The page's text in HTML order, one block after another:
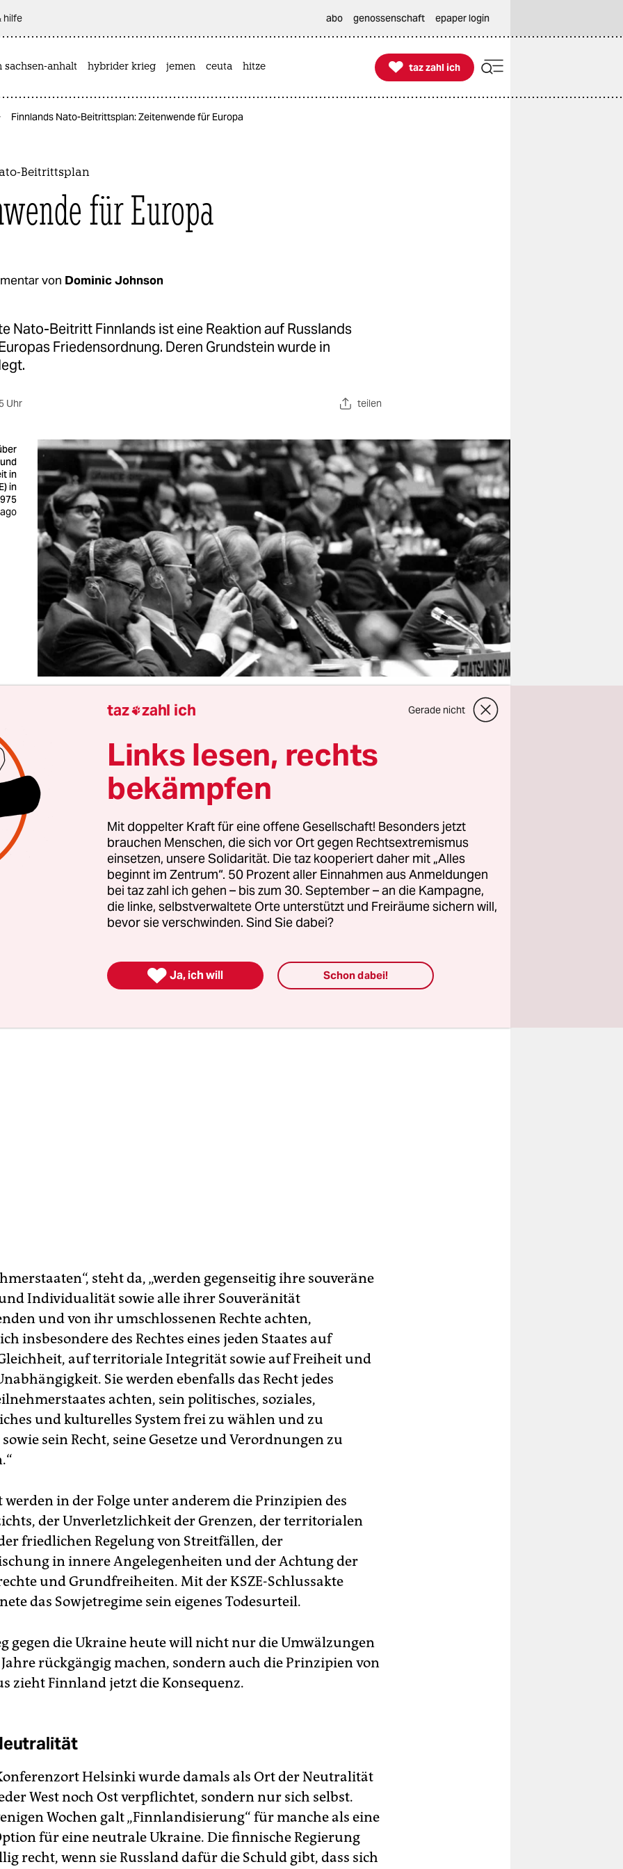
hilfe abo genossenschaft epaper login
sachsen-anhalt hybrider krieg jemen ceuta hitze 
taz zahl ich
taz zahl ich
Finnlands Nato-Beitrittsplan: Zeitenwende für Europa
Beitrittsplan
für Europa
von Dominic Johnson
Nato-Beitritt Finnlands ist eine Reaktion auf Russlands
Friedensordnung. Deren Grundstein wurde in
Uhr teilen
in
in
eine historische Zäsur für Europa. Finnlands Regierung hat
Woche angekündigt, „unverzüglich“ einen Beitrittsantrag
stellen zu wollen; Schweden könnte demnächst folgen.
Gebrauch des Wortes „unverzüglich“ in einer
führte am 9. November 1989 zum Fall der
und zum Zusammenbruch der Sowjetunion.
November 1989 in Ostberlin seinen krönenden Abschluss
am 1. August 1975 in Helsinki. In der finnischen
unterzeichneten damals die Staaten Europas und
für Sicherheit und Zusammenarbeit in Europa“, deren
bis heute geradezu revolutionär klingt.
steht da, „werden gegenseitig ihre souveräne
Individualität sowie alle ihrer Souveränität
und von ihr umschlossenen Rechte achten,
insbesondere des Rechtes eines jeden Staates auf
auf territoriale Integrität sowie auf Freiheit und
Sie werden ebenfalls das Recht jedes
achten, sein politisches, soziales,
und kulturelles System frei zu wählen und zu
sein Recht, seine Gesetze und Verordnungen zu
in der Folge unter anderem die Prinzipien des
der Unverletzlichkeit der Grenzen, der ­territorialen
friedlichen Regelung von Streitfällen, der
in innere Angelegenheiten und der Achtung der
und Grundfreiheiten. Mit der KSZE-Schlussakte
das Sowjetregime sein eigenes Todesurteil.
gegen die Ukraine heute will nicht nur die Umwälzungen
rückgängig machen, sondern auch die Prinzipien von
zieht Finnland jetzt die Konsequenz.
Helsinki wurde damals als Ort der Neutralität
West noch Ost verpflichtet, sondern nur sich selbst.
Wochen galt „Finnlandisierung“ für manche als eine
für eine neutrale Ukraine. Die finnische Regierung
recht, wenn sie Russland dafür die Schuld gibt, dass sich
taz zahl ich Gerade nicht
Links lesen, rechts
bekämpfen
Mit doppelter Kraft für eine offene Gesellschaft! Besonders jetzt
brauchen Menschen, die sich vor Ort gegen Rechtsextremismus
einsetzen, unsere Solidarität. Die taz kooperiert daher mit „Alles
beginnt im Zentrum“. 50 Prozent aller Einnahmen aus Anmeldungen
bei taz zahl ich gehen – bis zum 30. September – an die Kampagne,
die linke, selbstverwaltete Orte unterstützt und Freiräume sichern will,
bevor sie verschwinden. Sind Sie dabei?
 Ja, ich will Schon dabei!